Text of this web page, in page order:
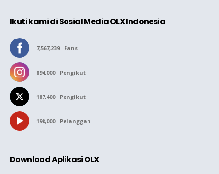
Ikuti kami di Sosial Media OLX Indonesia
7,567,239 Fans
894,000 Pengikut
187,400 Pengikut
198,000 Pelanggan
Download Aplikasi OLX